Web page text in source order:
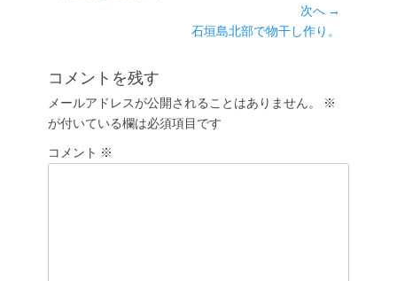
ー
シ
ョ
ン
次へ →
投
石垣島北部で物干し作り。
コメントを残す
メールアドレスが公開されることはありません。
※
が付いている欄は必須項目です
コメント ※